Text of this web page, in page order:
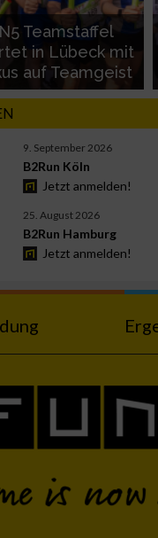
Teamstaffel
in Lübeck mit
auf Teamgeist
9. September 2026
B2Run Köln
Jetzt anmelden!
25. August 2026
B2Run Hamburg
Jetzt anmelden!